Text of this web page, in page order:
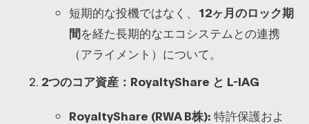
​短期的な投機ではなく、 12ヶ月のロック期
間を経た長期的なエコシステムとの連携
（アライメント）について。
2つのコア資産：RoyaltyShare と L-IAG
RoyaltyShare (RWA B株): 特許保護およ